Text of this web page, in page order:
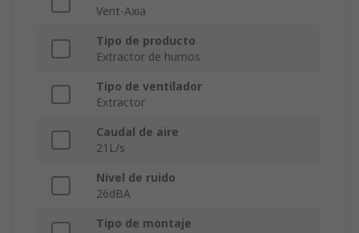
Vent-Axia
Tipo de producto
Extractor de humos
Tipo de ventilador
Extractor
Caudal de aire
21L/s
Nivel de ruido
26dBA
Tipo de montaje